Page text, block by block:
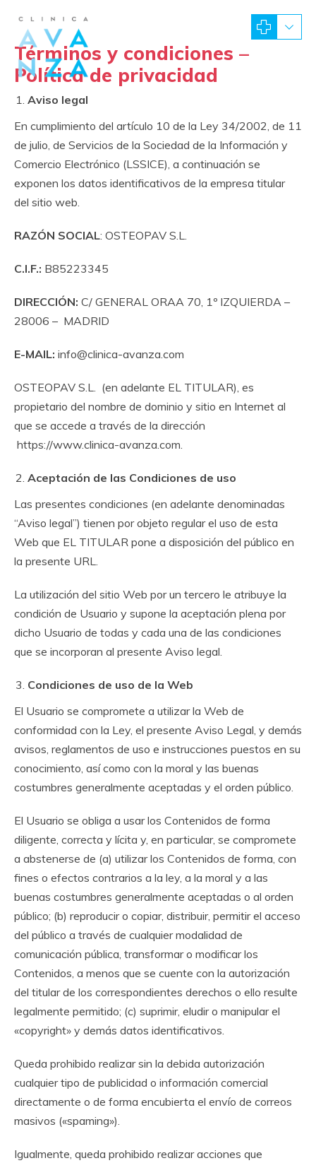
Términos y condiciones –
Política de privacidad
Aviso legal
En cumplimiento del artículo 10 de la Ley 34/2002, de 11
de julio, de Servicios de la Sociedad de la Información y
Comercio Electrónico (LSSICE), a continuación se
exponen los datos identificativos de la empresa titular
del sitio web.
RAZÓN SOCIAL: OSTEOPAV S.L.
C.I.F.: B85223345
DIRECCIÓN: C/ GENERAL ORAA 70, 1º IZQUIERDA –
28006 – MADRID
E-MAIL: info@clinica-avanza.com
OSTEOPAV S.L. (en adelante EL TITULAR), es
propietario del nombre de dominio y sitio en Internet al
que se accede a través de la dirección
https://www.clinica-avanza.com.
Aceptación de las Condiciones de uso
Las presentes condiciones (en adelante denominadas
“Aviso legal”) tienen por objeto regular el uso de esta
Web que EL TITULAR pone a disposición del público en
la presente URL.
La utilización del sitio Web por un tercero le atribuye la
condición de Usuario y supone la aceptación plena por
dicho Usuario de todas y cada una de las condiciones
que se incorporan al presente Aviso legal.
Condiciones de uso de la Web
El Usuario se compromete a utilizar la Web de
conformidad con la Ley, el presente Aviso Legal, y demás
avisos, reglamentos de uso e instrucciones puestos en su
conocimiento, así como con la moral y las buenas
costumbres generalmente aceptadas y el orden público.
El Usuario se obliga a usar los Contenidos de forma
diligente, correcta y lícita y, en particular, se compromete
a abstenerse de (a) utilizar los Contenidos de forma, con
fines o efectos contrarios a la ley, a la moral y a las
buenas costumbres generalmente aceptadas o al orden
público; (b) reproducir o copiar, distribuir, permitir el acceso
del público a través de cualquier modalidad de
comunicación pública, transformar o modificar los
Contenidos, a menos que se cuente con la autorización
del titular de los correspondientes derechos o ello resulte
legalmente permitido; (c) suprimir, eludir o manipular el
«copyright» y demás datos identificativos.
Queda prohibido realizar sin la debida autorización
cualquier tipo de publicidad o información comercial
directamente o de forma encubierta el envío de correos
masivos («spaming»).
Igualmente, queda prohibido realizar acciones que